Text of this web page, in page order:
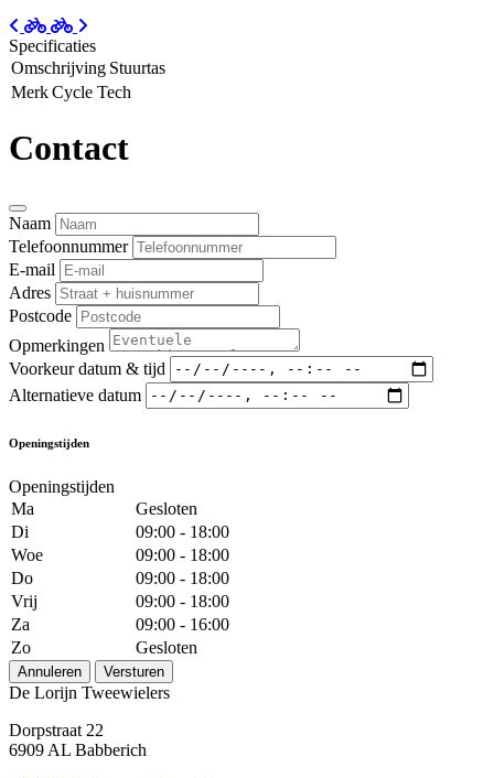
Specificaties
Omschrijving Stuurtas
MerkCycle Tech
Contact
Naam
Telefoonnummer
E-mail
Adres
Postcode
Opmerkingen
Voorkeur datum & tijd
Alternatieve datum
Openingstijden
Openingstijden
Ma
Gesloten
Di
09:00 - 18:00
Woe
09:00 - 18:00
Do
09:00 - 18:00
Vrij
09:00 - 18:00
Za
09:00 - 16:00
Zo
Gesloten
Annuleren Versturen
De Lorijn Tweewielers
Dorpstraat 22
6909 AL Babberich